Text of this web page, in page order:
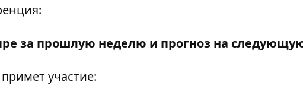
за прошлую неделю и прогноз на
участие: